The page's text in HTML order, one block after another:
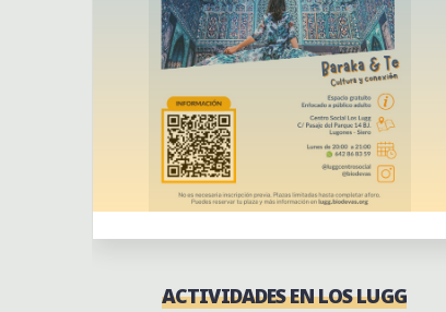
ACTIVIDADES EN LOS LUGG